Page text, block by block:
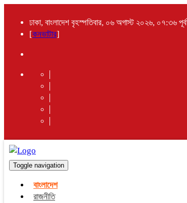
ঢাকা, বাংলাদেশ বৃহস্পতিবার, ০৬ অগাস্ট ২০২৬, ০৭:৩৬
[কনভাটার]
Toggle navigation
বাংলাদেশ
রাজনীতি